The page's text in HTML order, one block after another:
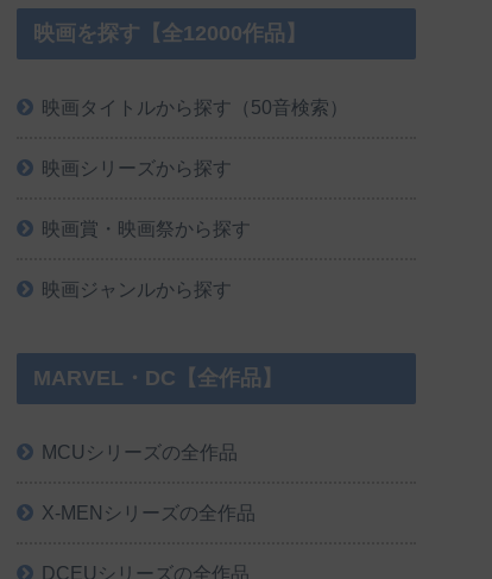
映画を探す【全12000作品】
映画タイトルから探す（50音検索）
映画シリーズから探す
映画賞・映画祭から探す
映画ジャンルから探す
MARVEL・DC【全作品】
MCUシリーズの全作品
X-MENシリーズの全作品
DCEUシリーズの全作品